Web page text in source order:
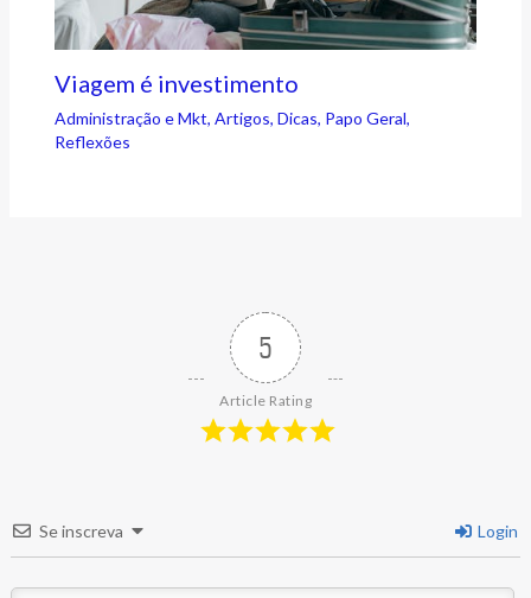
Viagem é investimento
Administração e Mkt, Artigos, Dicas, Papo Geral,
Reflexões
5
Article Rating
Se inscreva Login